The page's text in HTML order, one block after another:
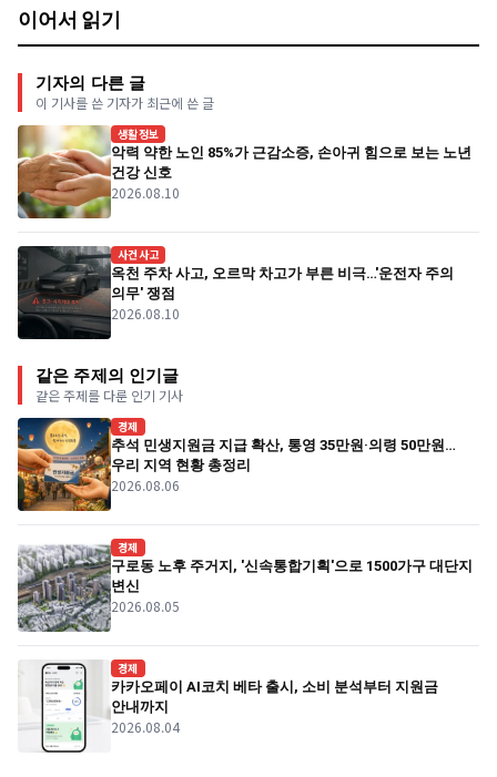
이어서 읽기
기자의 다른 글
이 기사를 쓴 기자가 최근에 쓴 글
생활정보
악력 약한 노인 85%가 근감소증, 손아귀 힘으로 보는 노년
건강 신호
2026.08.10
사건사고
옥천 주차 사고, 오르막 차고가 부른 비극…'운전자 주의
의무' 쟁점
2026.08.10
같은 주제의 인기글
같은 주제를 다룬 인기 기사
경제
추석 민생지원금 지급 확산, 통영 35만원·의령 50만원…
우리 지역 현황 총정리
2026.08.06
경제
구로동 노후 주거지, '신속통합기획'으로 1500가구 대단지
변신
2026.08.05
경제
카카오페이 AI코치 베타 출시, 소비 분석부터 지원금
안내까지
2026.08.04